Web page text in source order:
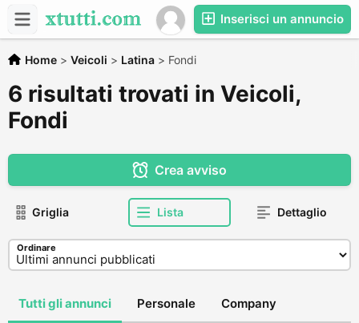
Inserisci un annuncio
Home > Veicoli > Latina > Fondi
6 risultati trovati in Veicoli,
Fondi
Crea avviso
Griglia Lista Dettaglio
Ordinare
Tutti gli annunci Personale Company